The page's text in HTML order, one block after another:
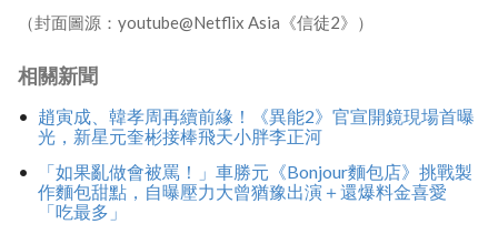
（封面圖源：youtube@Netflix Asia《信徒2》）
相關新聞
趙寅成、韓孝周再續前緣！《異能2》官宣開鏡現場首曝
光，新星元奎彬接棒飛天小胖李正河
「如果亂做會被罵！」車勝元《Bonjour麵包店》挑戰製
作麵包甜點，自曝壓力大曾猶豫出演＋還爆料金喜愛
「吃最多」